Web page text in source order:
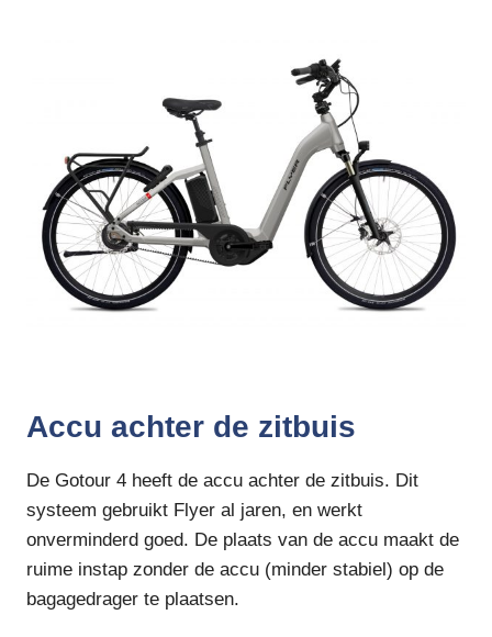
Accu achter de zitbuis
De Gotour 4 heeft de accu achter de zitbuis. Dit
systeem gebruikt Flyer al jaren, en werkt
onverminderd goed. De plaats van de accu maakt de
ruime instap zonder de accu (minder stabiel) op de
bagagedrager te plaatsen.